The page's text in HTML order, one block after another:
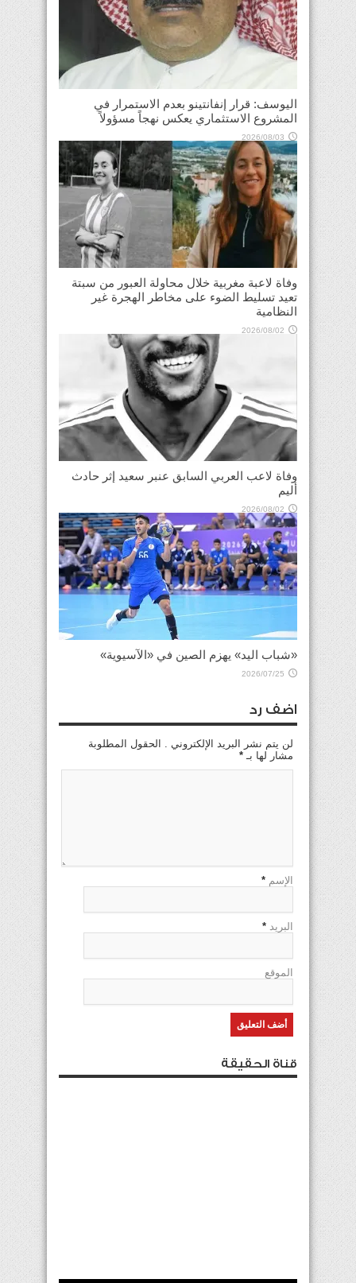
اليوسف: قرار إنفانتينو بعدم الاستمرار في
المشروع الاستثماري يعكس نهجاً مسؤولاً
2026/08/03
وفاة لاعبة مغربية خلال محاولة العبور من سبتة
تعيد تسليط الضوء على مخاطر الهجرة غير
النظامية
2026/08/02
وفاة لاعب العربي السابق عنبر سعيد إثر حادث
أليم
2026/08/02
«شباب اليد» يهزم الصين في «الآسيوية»
2026/07/25
اضف رد
لن يتم نشر البريد الإلكتروني . الحقول المطلوبة
مشار لها بـ *
الإسم *
البريد *
الموقع
قناة الحقيقة